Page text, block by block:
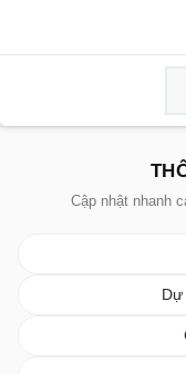
Cập nhật nhanh
Dự